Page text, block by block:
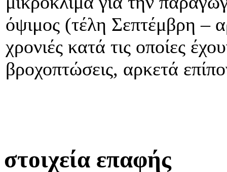
όψιμος (τέλη Σεπτέμβρη –
χρονιές κατά τις οποίες
βροχοπτώσεις, αρκετά
στοιχεία επαφής